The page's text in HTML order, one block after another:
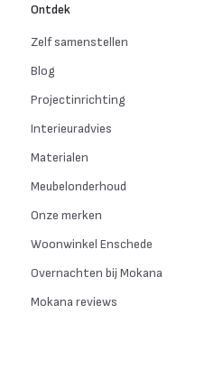
Ontdek
Zelf samenstellen
Blog
Projectinrichting
Interieuradvies
Materialen
Meubelonderhoud
Onze merken
Woonwinkel Enschede
Overnachten bij Mokana
Mokana reviews